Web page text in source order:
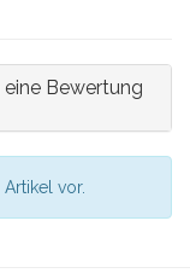
Bewertung
vor.